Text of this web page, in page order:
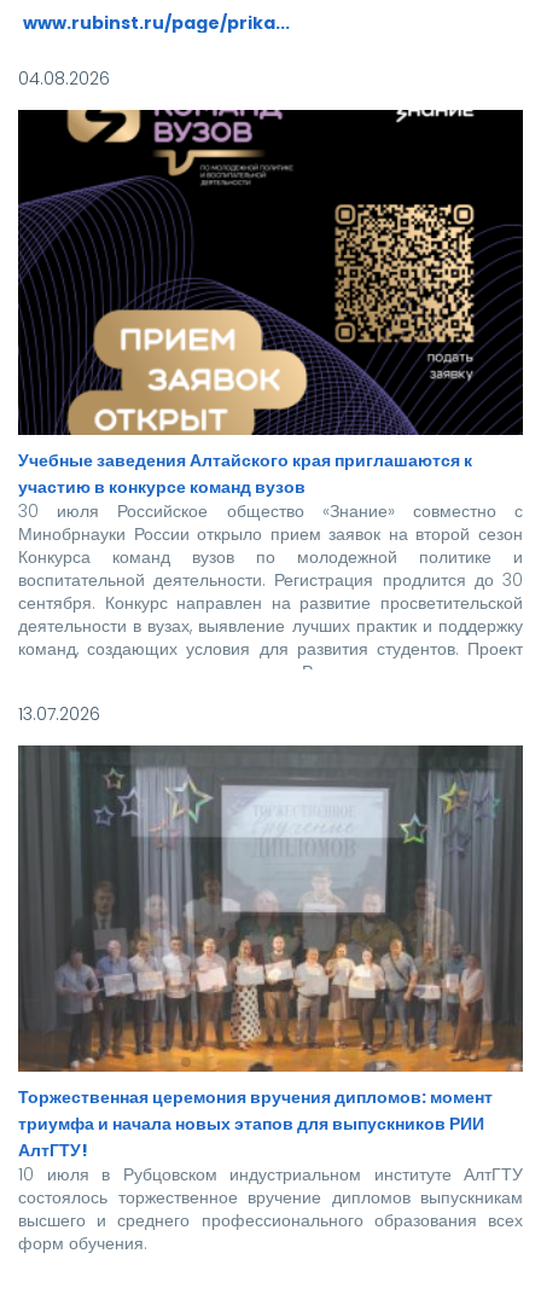
www.rubinst.ru/page/prika...
непростой путь! Ваше место в нашей дружной семье уже
04.08.2026
Учебные заведения Алтайского края приглашаются к
участию в конкурсе команд вузов
30 июля Российское общество «Знание» совместно с
Минобрнауки России открыло прием заявок на второй сезон
Конкурса команд вузов по молодежной политике и
воспитательной деятельности. Регистрация продлится до 30
сентября. Конкурс направлен на развитие просветительской
деятельности в вузах, выявление лучших практик и поддержку
команд, создающих условия для развития студентов. Проект
реализуется при поддержке Росмолодежи в рамках
13.07.2026
Торжественная церемония вручения дипломов: момент
триумфа и начала новых этапов для выпускников РИИ
АлтГТУ!
10 июля в Рубцовском индустриальном институте АлтГТУ
состоялось торжественное вручение дипломов выпускникам
высшего и среднего профессионального образования всех
форм обучения.